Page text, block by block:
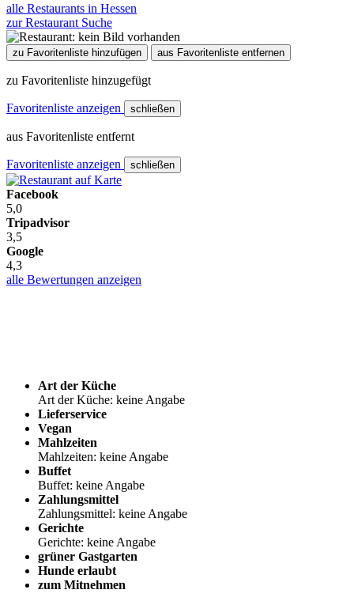
alle Restaurants in Hessen
zur Restaurant Suche
zu Favoritenliste hinzufügen aus Favoritenliste entfernen
zu Favoritenliste hinzugefügt
Favoritenliste anzeigen schließen
aus Favoritenliste entfernt
Favoritenliste anzeigen schließen
Facebook
5,0
Tripadvisor
3,5
Google
4,3
alle Bewertungen anzeigen
Art der Küche
Art der Küche: keine Angabe
Lieferservice
Vegan
Mahlzeiten
Mahlzeiten: keine Angabe
Buffet
Buffet: keine Angabe
Zahlungsmittel
Zahlungsmittel: keine Angabe
Gerichte
Gerichte: keine Angabe
grüner Gastgarten
Hunde erlaubt
zum Mitnehmen